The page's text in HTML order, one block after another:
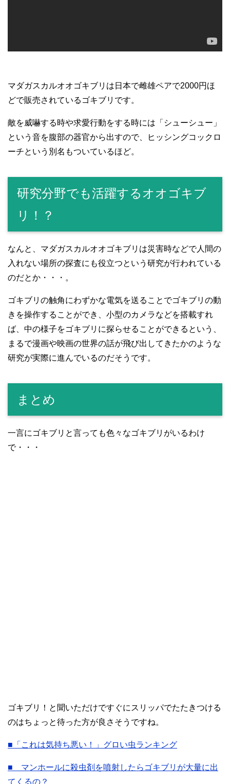
マダガスカルオオゴキブリは日本で雌雄ペアで2000円ほ
どで販売されているゴキブリです。
敵を威嚇する時や求愛行動をする時には「シューシュー」
という音を腹部の器官から出すので、ヒッシングコックロ
ーチという別名もついているほど。
研究分野でも活躍するオオゴキブ
リ！？
なんと、マダガスカルオオゴキブリは災害時などで人間の
入れない場所の探査にも役立つという研究が行われている
のだとか・・・。
ゴキブリの触角にわずかな電気を送ることでゴキブリの動
きを操作することができ、小型のカメラなどを搭載すれ
ば、中の様子をゴキブリに探らせることができるという、
まるで漫画や映画の世界の話が飛び出してきたかのような
研究が実際に進んでいるのだそうです。
まとめ
一言にゴキブリと言っても色々なゴキブリがいるわけ
で・・・
ゴキブリ！と聞いただけですぐにスリッパでたたきつける
のはちょっと待った方が良さそうですね。
■「これは気持ち悪い！」グロい虫ランキング
■ マンホールに殺虫剤を噴射したらゴキブリが大量に出
てくるの？